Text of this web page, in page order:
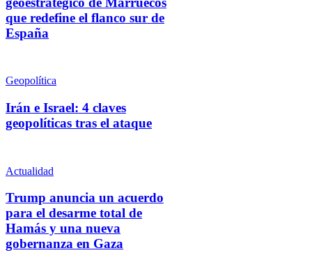
que redefine el flanco sur de
España
Geopolítica
Irán e Israel: 4 claves
geopolíticas tras el ataque
Actualidad
Trump anuncia un acuerdo
para el desarme total de
Hamás y una nueva
gobernanza en Gaza